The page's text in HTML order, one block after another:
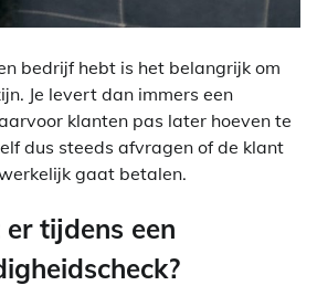
bedrijf hebt is het belangrijk om
Je levert dan immers een
klanten pas later hoeven te
dus steeds afvragen of de klant
gaat betalen.
tijdens een